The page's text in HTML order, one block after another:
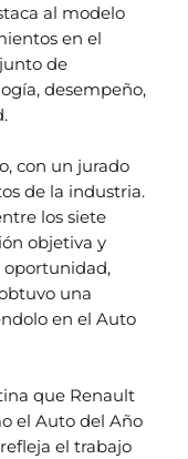
al modelo
en el
de
desempeño,
con un jurado
de la industria.
los siete
objetiva y
oportunidad,
una
en el Auto
que Renault
el Auto del Año
el trabajo